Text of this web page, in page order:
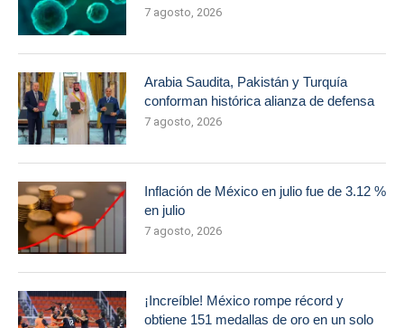
7 agosto, 2026
Arabia Saudita, Pakistán y Turquía
conforman histórica alianza de defensa
7 agosto, 2026
Inflación de México en julio fue de 3.12 %
en julio
7 agosto, 2026
¡Increíble! México rompe récord y
obtiene 151 medallas de oro en un solo